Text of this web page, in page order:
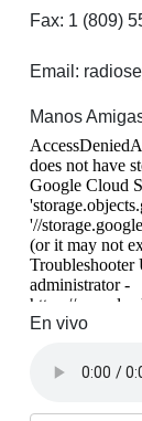
Fax: 1 (809)
Email:
Manos
En vivo